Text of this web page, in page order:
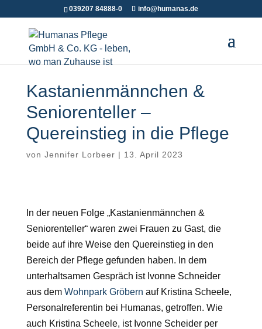
039207 84888-0 info@humanas.de
Kastanienmännchen &
Seniorenteller –
Quereinstieg in die Pflege
von Jennifer Lorbeer | 13. April 2023
In der neuen Folge „Kastanienmännchen &
Seniorenteller“ waren zwei Frauen zu Gast, die
beide auf ihre Weise den Quereinstieg in den
Bereich der Pflege gefunden haben. In dem
unterhaltsamen Gespräch ist Ivonne Schneider
aus dem Wohnpark Gröbern auf Kristina Scheele,
Personalreferentin bei Humanas, getroffen. Wie
auch Kristina Scheele, ist Ivonne Scheider per